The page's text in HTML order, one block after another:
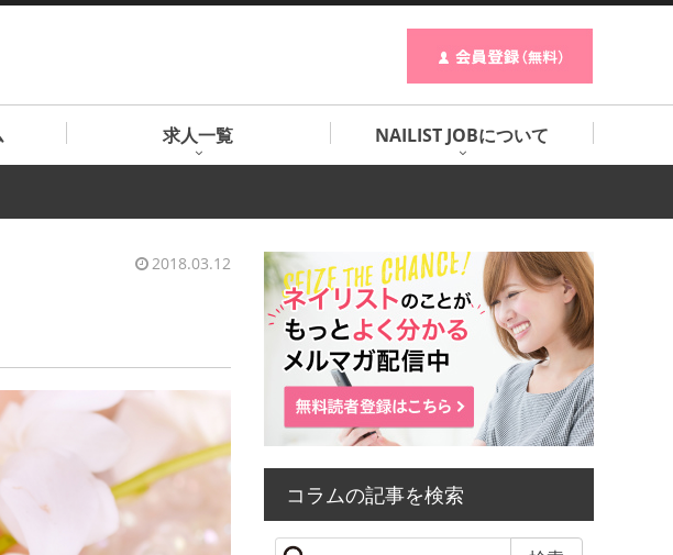
求人一覧 NAILIST JOBについて
2018.03.12
コラムの記事を検索